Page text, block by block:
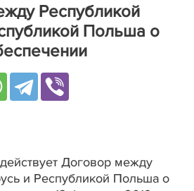
Республикой
Польша о
Договор между
и Республикой Польша о